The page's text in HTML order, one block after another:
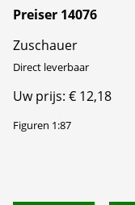
Preiser 14076
Zuschauer
Direct leverbaar
Uw prijs: € 12,18
Figuren 1:87